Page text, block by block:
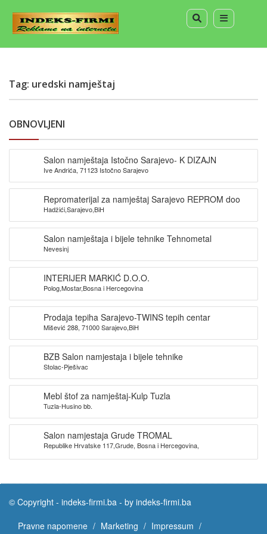
Tag: uredski namještaj
OBNOVLJENI
Salon namještaja Istočno Sarajevo- K DIZAJN
Ive Andrića, 71123 Istočno Sarajevo
Repromaterijal za namještaj Sarajevo REPROM doo
Hadžići,Sarajevo,BiH
Salon namještaja i bijele tehnike Tehnometal
Nevesinj
INTERIJER MARKIĆ D.O.O.
Polog,Mostar,Bosna i Hercegovina
Prodaja tepiha Sarajevo-TWINS tepih centar
Mišević 288, 71000 Sarajevo,BiH
BZB Salon namjestaja i bijele tehnike
Stolac-Pješivac
Mebl štof za namještaj-Kulp Tuzla
Tuzla-Husino bb.
Salon namjestaja Grude TROMAL
Republike Hrvatske 117,Grude, Bosna i Hercegovina,
© Copyright - indeks-firmi.ba - by indeks-firmi.ba
Pravne napomene
Marketing
Impressum